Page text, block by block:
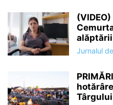
alăptării
Jurnalul